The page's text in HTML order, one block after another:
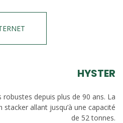
HYSTER
depuis plus de 90 ans. La
allant jusqu’à une capacité
de 52 tonnes.